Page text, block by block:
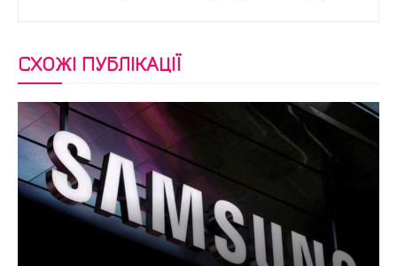
СХОЖІ ПУБЛІКАЦІЇ